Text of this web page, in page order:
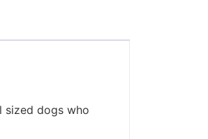
sized dogs who